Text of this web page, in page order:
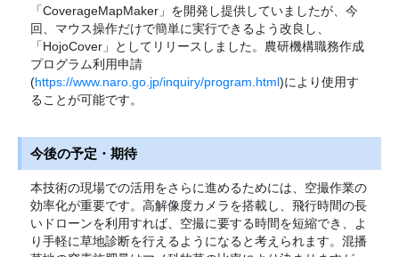
「CoverageMapMaker」を開発し提供していましたが、今
回、マウス操作だけで簡単に実行できるよう改良し、
「HojoCover」としてリリースしました。農研機構職務作成
プログラム利用申請
(https://www.naro.go.jp/inquiry/program.html)により使用す
ることが可能です。
今後の予定・期待
本技術の現場での活用をさらに進めるためには、空撮作業の
効率化が重要です。高解像度カメラを搭載し、飛行時間の長
いドローンを利用すれば、空撮に要する時間を短縮でき、よ
り手軽に草地診断を行えるようになると考えられます。混播